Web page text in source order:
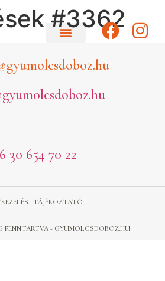
#3362
30 654 70 22
FENNTARTVA - GYUMOLCSDOBOZ.HU
TÁJÉKOZTATÓ